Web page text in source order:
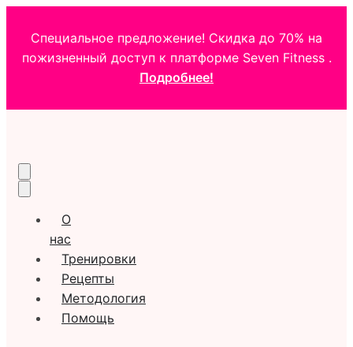
Специальное предложение! Скидка до 70% на
пожизненный доступ к платформе Seven Fitness .
Подробнее!
О
нас
Тренировки
Рецепты
Методология
Помощь